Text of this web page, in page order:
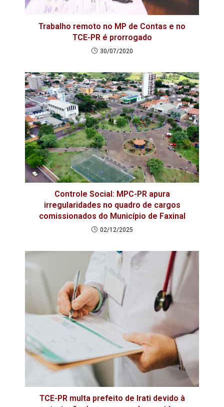
Trabalho remoto no MP de Contas e no
TCE-PR é prorrogado
30/07/2020
Controle Social: MPC-PR apura
irregularidades no quadro de cargos
comissionados do Município de Faxinal
02/12/2025
TCE-PR multa prefeito de Irati devido à